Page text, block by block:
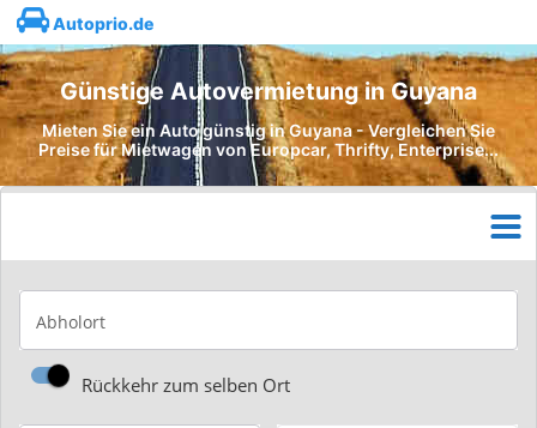
Autoprio.de
Günstige Autovermietung in Guyana
Mieten Sie ein Auto günstig in Guyana - Vergleichen Sie
Preise für Mietwagen von Europcar, Thrifty, Enterprise...
Abholort
Rückkehr zum selben Ort